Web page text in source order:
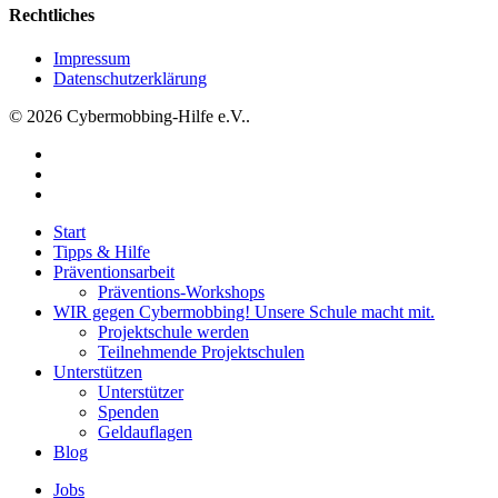
Rechtliches
Impressum
Datenschutzerklärung
© 2026 Cybermobbing-Hilfe e.V..
Close
Menu
Start
Tipps & Hilfe
Präventionsarbeit
Präventions-Workshops
WIR gegen Cybermobbing! Unsere Schule macht mit.
Projektschule werden
Teilnehmende Projektschulen
Unterstützen
Unterstützer
Spenden
Geldauflagen
Blog
Jobs